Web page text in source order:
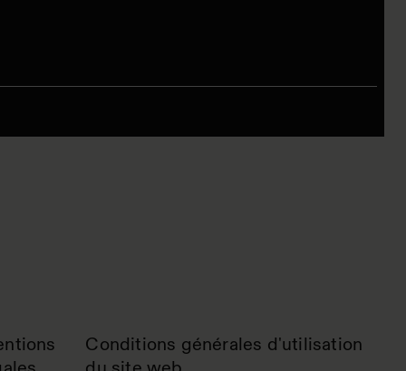
Conditions générales d'utilisation